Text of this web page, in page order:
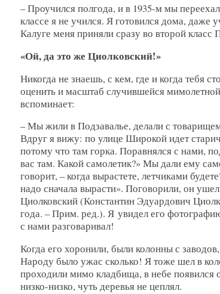
– Проучился полгода, и в 1935-м мы
классе я не учился. Я готовился дома,
Калуге меня приняли сразу во второй класс
«Ой, да это же Циолковский!»
Никогда не знаешь, с кем, где и когда тебя
оценить и масштаб случившейся
вспоминает:
– Мы жили в Подзавалье, делали с
Вдруг я вижу: по улице Широкой идет
потому что там горка. Поравнялся с нами,
вас там. Какой самолетик?» Мы дали ему
говорит, – когда вырастете, летчиками
надо сначала вырасти». Поговорили, он
Циолковский (Константин Эдуардович
года. – Прим. ред.). Я увидел его
с нами разговаривал!
Когда его хоронили, были колонны с
Народу было ужас сколько! Я тоже шел в
проходили мимо кладбища, в небе
низко-низко, чуть деревья не цеплял.